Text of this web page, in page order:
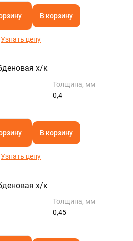
В корзину
Узнать цену
х/к
Толщина, мм
0,4
В корзину
Узнать цену
х/к
Толщина, мм
0,45